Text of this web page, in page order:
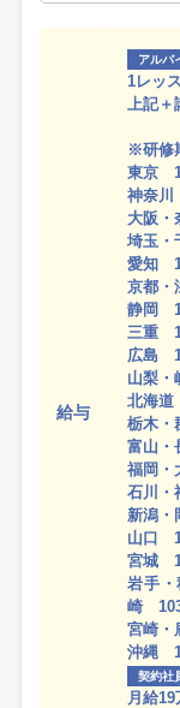
給与
アルバ
1レッ
上記
※研修
東京
神奈
大阪
埼玉
愛知
京都
静岡
三重
広島
山梨
北海
栃木
富山
福岡
石川
新潟・
山口
宮城
岩手
崎
宮崎
沖縄
契約社
月給